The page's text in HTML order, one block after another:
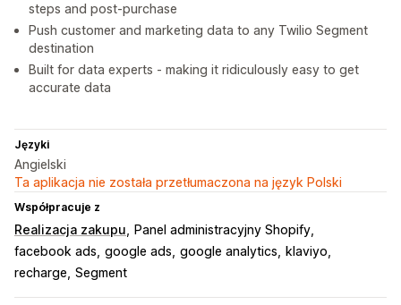
steps and post-purchase
Push customer and marketing data to any Twilio Segment
destination
Built for data experts - making it ridiculously easy to get
accurate data
Języki
Angielski
Ta aplikacja nie została przetłumaczona na język Polski
Współpracuje z
Realizacja zakupu
Panel administracyjny Shopify
facebook ads google ads google analytics
klaviyo
recharge Segment